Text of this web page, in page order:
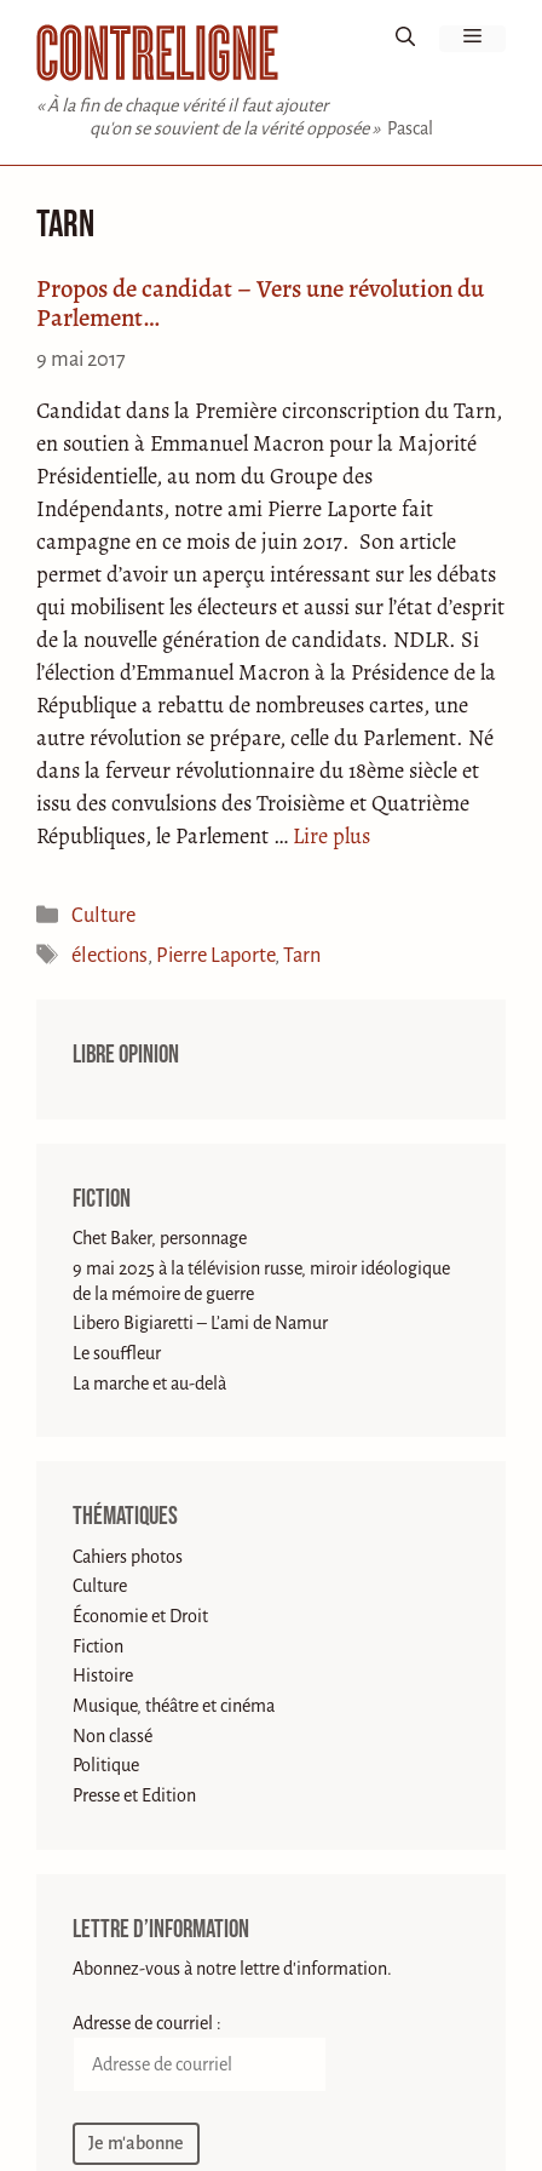
contenu
« À la fin de chaque vérité il faut ajouter
qu'on se souvient de la vérité opposée » Pascal
Menu
Tarn
Propos de candidat – Vers une révolution du
Parlement…
9 mai 2017
Candidat dans la Première circonscription du Tarn,
en soutien à Emmanuel Macron pour la Majorité
Présidentielle, au nom du Groupe des
Indépendants, notre ami Pierre Laporte fait
campagne en ce mois de juin 2017. Son article
permet d’avoir un aperçu intéressant sur les débats
qui mobilisent les électeurs et aussi sur l’état d’esprit
de la nouvelle génération de candidats. NDLR. Si
l’élection d’Emmanuel Macron à la Présidence de la
République a rebattu de nombreuses cartes, une
autre révolution se prépare, celle du Parlement. Né
dans la ferveur révolutionnaire du 18ème siècle et
issu des convulsions des Troisième et Quatrième
Républiques, le Parlement … Lire plus
Catégories
Culture
Étiquettes
élections, Pierre Laporte,Tarn
Libre opinion
Fiction
Chet Baker, personnage
9 mai 2025 à la télévision russe, miroir idéologique
de la mémoire de guerre
Libero Bigiaretti – L’ami de Namur
Le souffleur
La marche et au-delà
Thématiques
Cahiers photos
Culture
Économie et Droit
Fiction
Histoire
Musique, théâtre et cinéma
Non classé
Politique
Presse et Edition
Lettre d’information
Abonnez-vous à notre lettre d'information.
Adresse de courriel :